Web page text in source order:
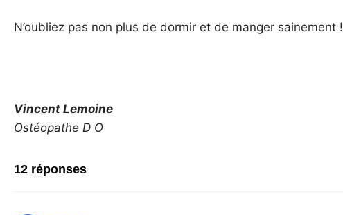
N’oubliez pas non plus de dormir et de manger sainement !
Vincent Lemoine
Ostéopathe D O
12 réponses